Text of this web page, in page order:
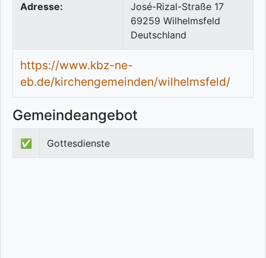
Adresse:
José-Rizal-Straße 17
69259 Wilhelmsfeld
Deutschland
https://www.kbz-ne-
eb.de/kirchengemeinden/wilhelmsfeld/
Gemeindeangebot
✅ Gottesdienste